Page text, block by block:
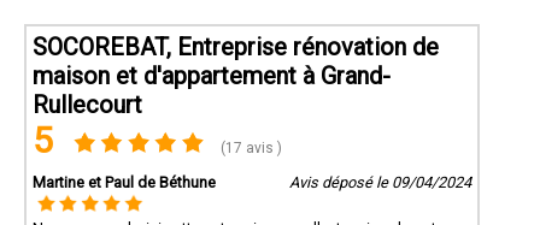
SOCOREBAT, Entreprise rénovation de
maison et d'appartement à Grand-
Rullecourt
5 (17 avis )
Martine et Paul de Béthune Avis déposé le 09/04/2024